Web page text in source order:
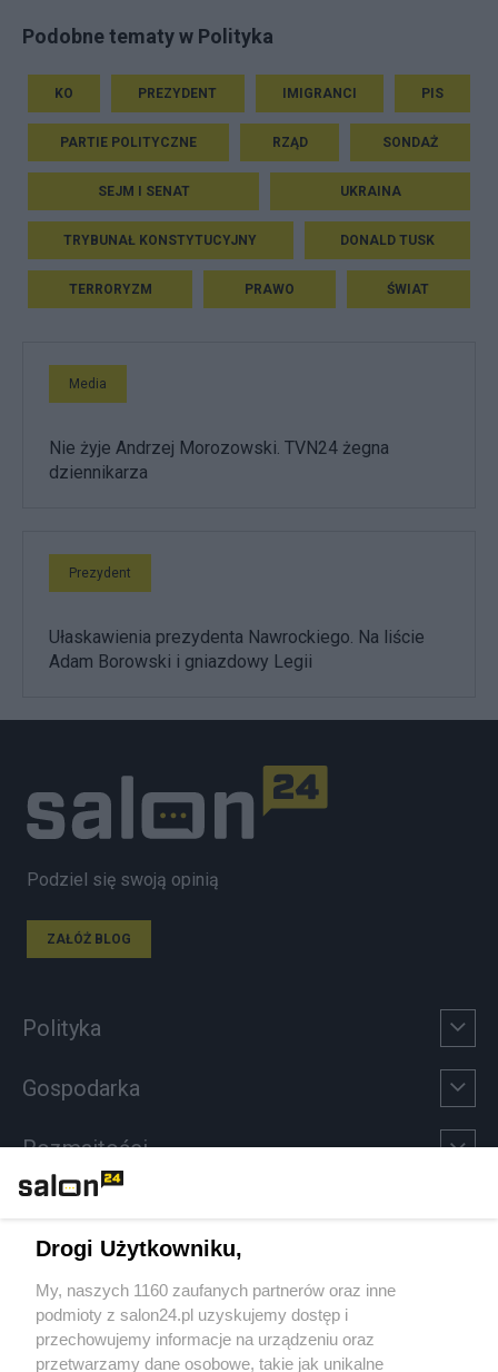
Podobne tematy w Polityka
KO PREZYDENT IMIGRANCI PIS
PARTIE POLITYCZNE RZĄD SONDAŻ
SEJM I SENAT UKRAINA
TRYBUNAŁ KONSTYTUCYJNY DONALD TUSK
TERRORYZM PRAWO ŚWIAT
Media
Nie żyje Andrzej Morozowski. TVN24 żegna
dziennikarza
Prezydent
Ułaskawienia prezydenta Nawrockiego. Na liście
Adam Borowski i gniazdowy Legii
Podziel się swoją opinią
ZAŁÓŻ BLOG
Polityka
Gospodarka
Rozmaitości
Sport
Społeczeństwo
Drogi Użytkowniku,
My, naszych 1160 zaufanych partnerów oraz inne
podmioty z salon24.pl uzyskujemy dostęp i
przechowujemy informacje na urządzeniu oraz
przetwarzamy dane osobowe, takie jak unikalne